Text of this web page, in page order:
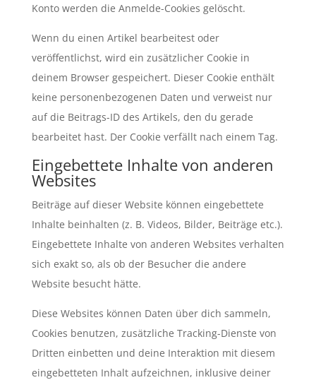
Konto werden die Anmelde-Cookies gelöscht.
Wenn du einen Artikel bearbeitest oder
veröffentlichst, wird ein zusätzlicher Cookie in
deinem Browser gespeichert. Dieser Cookie enthält
keine personenbezogenen Daten und verweist nur
auf die Beitrags-ID des Artikels, den du gerade
bearbeitet hast. Der Cookie verfällt nach einem Tag.
Eingebettete Inhalte von anderen
Websites
Beiträge auf dieser Website können eingebettete
Inhalte beinhalten (z. B. Videos, Bilder, Beiträge etc.).
Eingebettete Inhalte von anderen Websites verhalten
sich exakt so, als ob der Besucher die andere
Website besucht hätte.
Diese Websites können Daten über dich sammeln,
Cookies benutzen, zusätzliche Tracking-Dienste von
Dritten einbetten und deine Interaktion mit diesem
eingebetteten Inhalt aufzeichnen, inklusive deiner